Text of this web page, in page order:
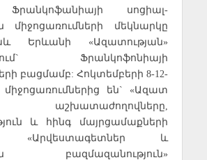
Ֆրանկոֆանիայի սոցիալ-
միջոցառումների մեկնարկը
Երևանի «Ազատության»
Ֆրանկոֆոնիայի
բացմամբ: Հոկտեմբերի 8-12-
են` «Ազատ
աշխատաժողովները,
և հինգ մայրցամաքների
«Արվեստագետներ և
բազմազանություն»